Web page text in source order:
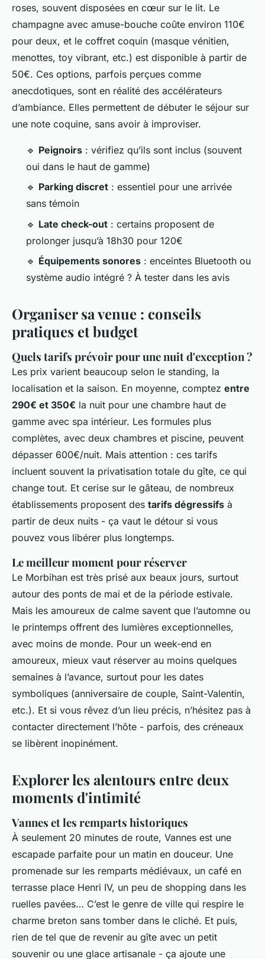
roses, souvent disposées en cœur sur le lit. Le
champagne avec amuse-bouche coûte environ 110€
pour deux, et le coffret coquin (masque vénitien,
menottes, toy vibrant, etc.) est disponible à partir de
50€. Ces options, parfois perçues comme
anecdotiques, sont en réalité des accélérateurs
d’ambiance. Elles permettent de débuter le séjour sur
une note coquine, sans avoir à improviser.
🔹 Peignoirs : vérifiez qu’ils sont inclus (souvent
oui dans le haut de gamme)
🔹 Parking discret : essentiel pour une arrivée
sans témoin
🔹 Late check-out : certains proposent de
prolonger jusqu’à 18h30 pour 120€
🔹 Équipements sonores : enceintes Bluetooth ou
système audio intégré ? À tester dans les avis
Organiser sa venue : conseils
pratiques et budget
Quels tarifs prévoir pour une nuit d'exception ?
Les prix varient beaucoup selon le standing, la
localisation et la saison. En moyenne, comptez entre
290€ et 350€ la nuit pour une chambre haut de
gamme avec spa intérieur. Les formules plus
complètes, avec deux chambres et piscine, peuvent
dépasser 600€/nuit. Mais attention : ces tarifs
incluent souvent la privatisation totale du gîte, ce qui
change tout. Et cerise sur le gâteau, de nombreux
établissements proposent des tarifs dégressifs à
partir de deux nuits - ça vaut le détour si vous
pouvez vous libérer plus longtemps.
Le meilleur moment pour réserver
Le Morbihan est très prisé aux beaux jours, surtout
autour des ponts de mai et de la période estivale.
Mais les amoureux de calme savent que l’automne ou
le printemps offrent des lumières exceptionnelles,
avec moins de monde. Pour un week-end en
amoureux, mieux vaut réserver au moins quelques
semaines à l’avance, surtout pour les dates
symboliques (anniversaire de couple, Saint-Valentin,
etc.). Et si vous rêvez d’un lieu précis, n’hésitez pas à
contacter directement l’hôte - parfois, des créneaux
se libèrent inopinément.
Explorer les alentours entre deux
moments d'intimité
Vannes et les remparts historiques
À seulement 20 minutes de route, Vannes est une
escapade parfaite pour un matin en douceur. Une
promenade sur les remparts médiévaux, un café en
terrasse place Henri IV, un peu de shopping dans les
ruelles pavées… C’est le genre de ville qui respire le
charme breton sans tomber dans le cliché. Et puis,
rien de tel que de revenir au gîte avec un petit
souvenir ou une glace artisanale - ça ajoute une